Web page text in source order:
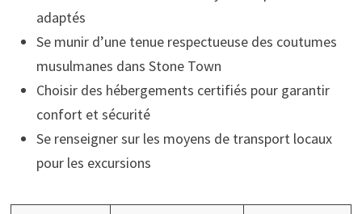
adaptés
Se munir d’une tenue respectueuse des coutumes
musulmanes dans Stone Town
Choisir des hébergements certifiés pour garantir
confort et sécurité
Se renseigner sur les moyens de transport locaux
pour les excursions